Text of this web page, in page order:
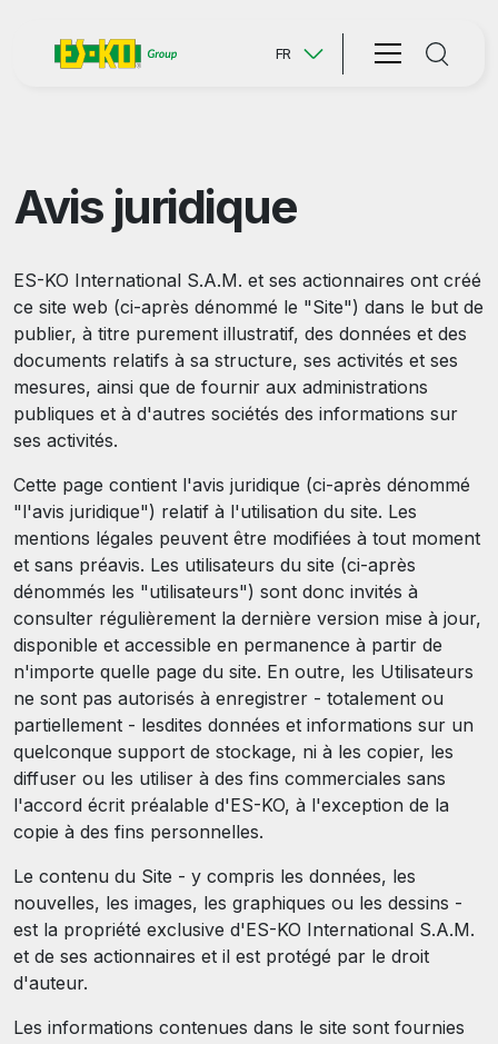
FR
Avis juridique
ES-KO International S.A.M. et ses actionnaires ont créé
ce site web (ci-après dénommé le "Site") dans le but de
publier, à titre purement illustratif, des données et des
documents relatifs à sa structure, ses activités et ses
mesures, ainsi que de fournir aux administrations
publiques et à d'autres sociétés des informations sur
ses activités.
Cette page contient l'avis juridique (ci-après dénommé
"l'avis juridique") relatif à l'utilisation du site. Les
mentions légales peuvent être modifiées à tout moment
et sans préavis. Les utilisateurs du site (ci-après
dénommés les "utilisateurs") sont donc invités à
consulter régulièrement la dernière version mise à jour,
disponible et accessible en permanence à partir de
n'importe quelle page du site. En outre, les Utilisateurs
ne sont pas autorisés à enregistrer - totalement ou
partiellement - lesdites données et informations sur un
quelconque support de stockage, ni à les copier, les
diffuser ou les utiliser à des fins commerciales sans
l'accord écrit préalable d'ES-KO, à l'exception de la
copie à des fins personnelles.
Le contenu du Site - y compris les données, les
nouvelles, les images, les graphiques ou les dessins -
est la propriété exclusive d'ES-KO International S.A.M.
et de ses actionnaires et il est protégé par le droit
d'auteur.
Les informations contenues dans le site sont fournies